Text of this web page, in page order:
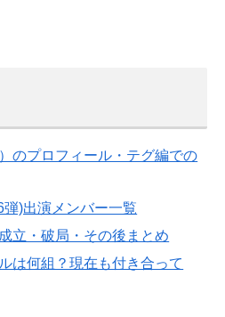
のプロフィール・テグ編での
)出演メンバー一覧
立・破局・その後まとめ
は何組？現在も付き合って